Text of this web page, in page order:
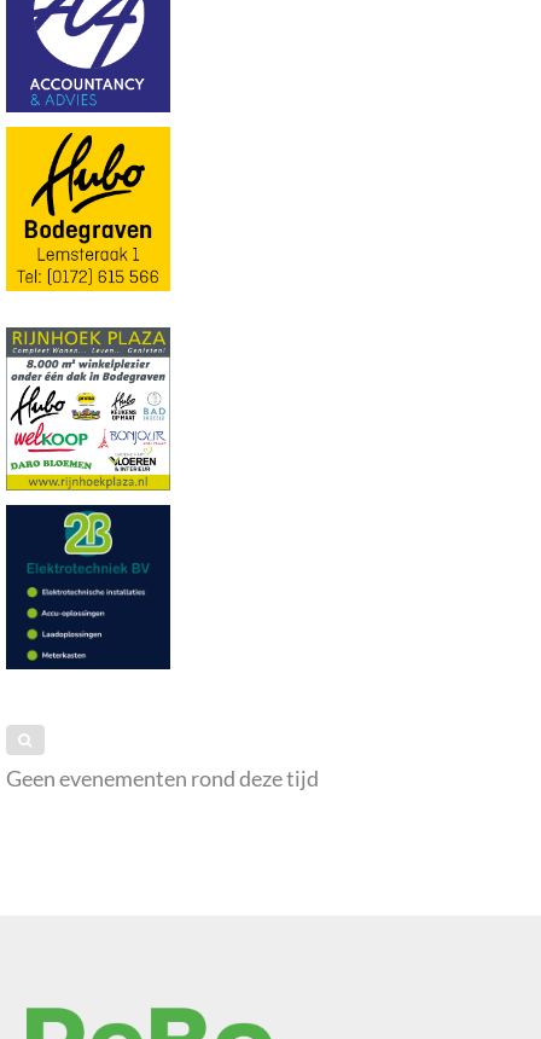
Geen evenementen rond deze tijd